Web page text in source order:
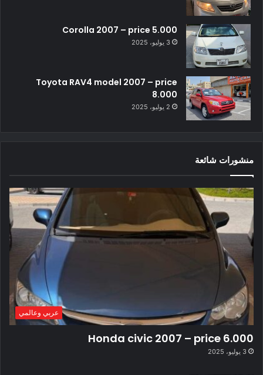
Corolla 2007 – price 5.000
3 يوليو، 2025
Toyota RAV4 model 2007 – price
8.000
2 يوليو، 2025
منشورات شائعة
عربي وعالمي
Honda civic 2007 – price 6.000
3 يوليو، 2025